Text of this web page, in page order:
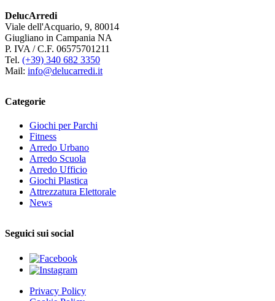
DelucArredi
Viale dell'Acquario, 9, 80014
Giugliano in Campania NA
P. IVA / C.F. 06575701211
Tel. (+39) 340 682 3350
Mail: info@delucarredi.it
Categorie
Giochi per Parchi
Fitness
Arredo Urbano
Arredo Scuola
Arredo Ufficio
Giochi Plastica
Attrezzatura Elettorale
News
Seguici sui social
Privacy Policy